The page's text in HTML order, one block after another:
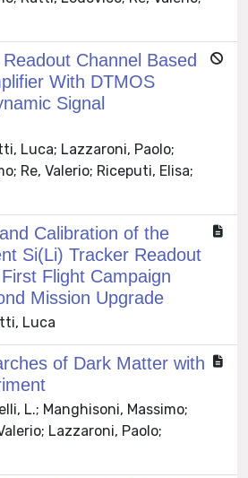
Channel Based
With DTMOS
Signal
Luca; Lazzaroni, Paolo;
Re, Valerio; Riceputi, Elisa;
Calibration of the
Si(Li) Tracker Readout
Flight Campaign
Mission Upgrade
Luca
of Dark Matter with
L.; Manghisoni, Massimo;
Lazzaroni, Paolo;